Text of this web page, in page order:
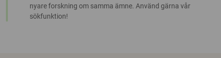
nyare forskning om samma ämne. Använd gärna vår
sökfunktion!